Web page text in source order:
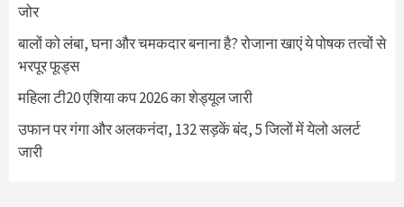
जोर
बालों को लंबा, घना और चमकदार बनाना है? रोजाना खाएं ये पोषक तत्वों से
भरपूर फूड्स
महिला टी20 एशिया कप 2026 का शेड्यूल जारी
उफान पर गंगा और अलकनंदा, 132 सड़कें बंद, 5 जिलों में येलो अलर्ट
जारी